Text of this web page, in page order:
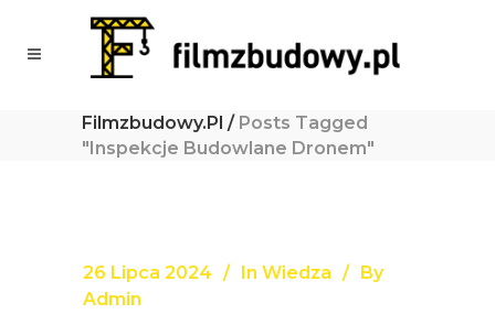
Filmzbudowy.pl / Posts Tagged
"inspekcje Budowlane Dronem"
26 Lipca 2024 In Wiedza
By
Admin